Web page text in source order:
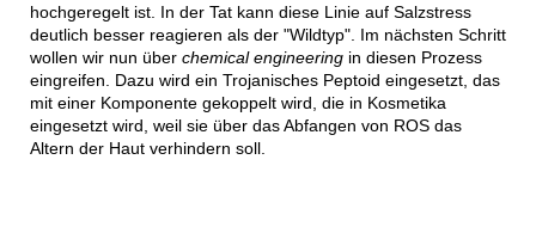
hochgeregelt ist. In der Tat kann diese Linie auf Salzstress
deutlich besser reagieren als der "Wildtyp". Im nächsten Schritt
wollen wir nun über chemical engineeringin diesen Prozess
eingreifen. Dazu wird ein Trojanisches Peptoid eingesetzt, das
mit einer Komponente gekoppelt wird, die in Kosmetika
eingesetzt wird, weil sie über das Abfangen von ROS das
Altern der Haut verhindern soll.